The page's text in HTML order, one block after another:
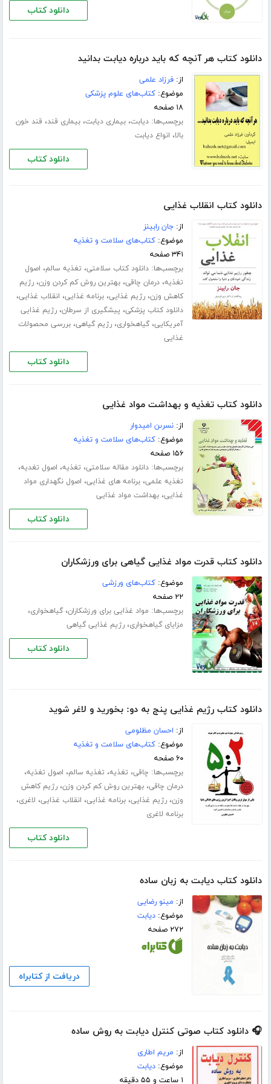
دانلود کتاب
دانلود کتاب هر آنچه که باید درباره دیابت بدانید
از:فرزاد علمی
موضوع:کتاب‌های علوم پزشکی
۱۸ صفحه
برچسب‌ها:دیابت،بیماری دیابت،بیماری قند، قند خون
بالا، انواع دیابت
دانلود کتاب
دانلود کتاب انقلاب غذایی
از:جان رابینز
موضوع:کتاب‌های سلامت و تغذیه
۳۴۱ صفحه
برچسب‌ها:دانلود کتاب سلامتی، تغذیه سالم، اصول
تغذیه،درمان چاقی،بهترین روش کم کردن وزن،رژیم
کاهش وزن،رژیم غذایی،برنامه غذایی، انقلاب غذایی،
دانلود کتاب پزشکی، پیشگیری از سرطان،رژیم غذایی
آمریکایی،گیاهخواری،رژیم گیاهی،بررسی محصولات
غذایی
دانلود کتاب
دانلود کتاب تغذیه و بهداشت مواد غذایی
از:نسرىن امیدوار
موضوع:کتاب‌های سلامت و تغذیه
۱۵۶ صفحه
برچسب‌ها:دانلود مقاله سلامتی، تغذیه، اصول تغدیه،
تغذیه علمی،برنامه های غذایی، اصول نگهداری مواد
غذایی،بهداشت مواد غذایی
دانلود کتاب
دانلود کتاب قدرت مواد غذایی گیاهی برای ورزشکاران
موضوع:کتاب‌های ورزشی
۲۲ صفحه
برچسب‌ها: مواد غذایی برای ورزشکاران،گیاهخواری،
مزایای گیاهخواری،رژیم غذایی گیاهی
دانلود کتاب
دانلود کتاب رژیم غذایی پنج به دو: بخورید و لاغر شوید
از: احسان مظلومی
موضوع:کتاب‌های سلامت و تغذیه
۶۰ صفحه
برچسب‌ها: چاقی، تغذیه، تغذیه سالم، اصول تغذیه،
درمان چاقی،بهترین روش کم کردن وزن،رژیم کاهش
وزن،رژیم غذایی،برنامه غذایی، انقلاب غذایی، لاغری،
برنامه لاغری
دانلود کتاب
دانلود کتاب دیابت به زبان ساده
از: مینو رضایی
موضوع:دیابت
۲۷۲ صفحه
دریافت از کتابراه
🎧 دانلود کتاب صوتی کنترل دیابت به روش ساده
از: مریم اطاری
موضوع:دیابت
۱ ساعت و ۵۵ دقیقه